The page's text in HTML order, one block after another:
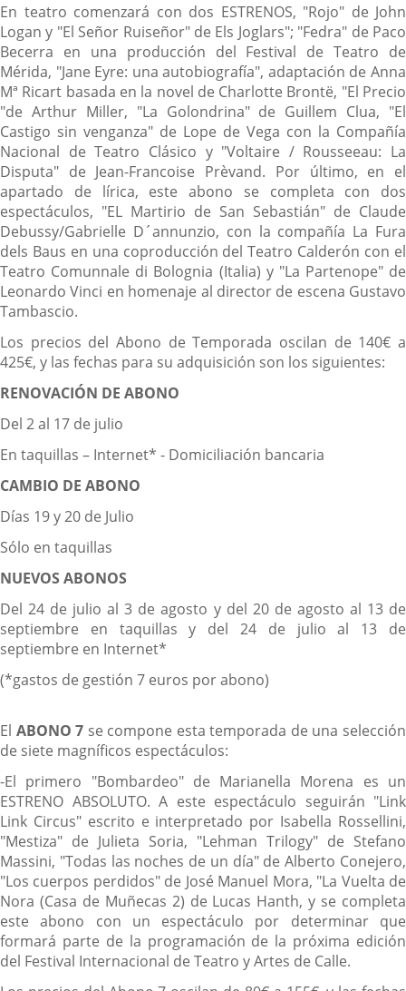
En teatro comenzará con dos ESTRENOS, "Rojo" de John
Logan y "El Señor Ruiseñor" de Els Joglars"; "Fedra" de Paco
Becerra en una producción del Festival de Teatro de
Mérida, "Jane Eyre: una autobiografía", adaptación de Anna
Mª Ricart basada en la novel de Charlotte Brontë, "El Precio
"de Arthur Miller, "La Golondrina" de Guillem Clua, "El
Castigo sin venganza" de Lope de Vega con la Compañía
Nacional de Teatro Clásico y "Voltaire / Rousseeau: La
Disputa" de Jean-Francoise Prèvand. Por último, en el
apartado de lírica, este abono se completa con dos
espectáculos, "EL Martirio de San Sebastián" de Claude
Debussy/Gabrielle D´annunzio, con la compañía La Fura
dels Baus en una coproducción del Teatro Calderón con el
Teatro Comunnale di Bolognia (Italia) y "La Partenope" de
Leonardo Vinci en homenaje al director de escena Gustavo
Tambascio.
Los precios del Abono de Temporada oscilan de 140€ a
425€, y las fechas para su adquisición son los siguientes:
RENOVACIÓN DE ABONO
Del 2 al 17 de julio
En taquillas – Internet* - Domiciliación bancaria
CAMBIO DE ABONO
Días 19 y 20 de Julio
Sólo en taquillas
NUEVOS ABONOS
Del 24 de julio al 3 de agosto y del 20 de agosto al 13 de
septiembre en taquillas y del 24 de julio al 13 de
septiembre en Internet*
(*gastos de gestión 7 euros por abono)
El ABONO 7 se compone esta temporada de una selección
de siete magníficos espectáculos:
-El primero "Bombardeo" de Marianella Morena es un
ESTRENO ABSOLUTO. A este espectáculo seguirán "Link
Link Circus" escrito e interpretado por Isabella Rossellini,
"Mestiza" de Julieta Soria, "Lehman Trilogy" de Stefano
Massini, "Todas las noches de un día" de Alberto Conejero,
"Los cuerpos perdidos" de José Manuel Mora, "La Vuelta de
Nora (Casa de Muñecas 2) de Lucas Hanth, y se completa
este abono con un espectáculo por determinar que
formará parte de la programación de la próxima edición
del Festival Internacional de Teatro y Artes de Calle.